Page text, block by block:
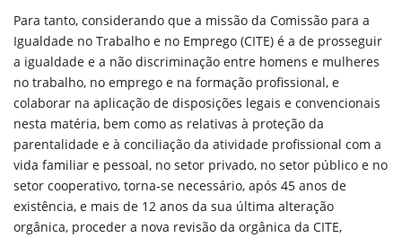
Para tanto, considerando que a missão da Comissão para a
Igualdade no Trabalho e no Emprego (CITE) é a de prosseguir
a igualdade e a não discriminação entre homens e mulheres
no trabalho, no emprego e na formação profissional, e
colaborar na aplicação de disposições legais e convencionais
nesta matéria, bem como as relativas à proteção da
parentalidade e à conciliação da atividade profissional com a
vida familiar e pessoal, no setor privado, no setor público e no
setor cooperativo, torna-se necessário, após 45 anos de
existência, e mais de 12 anos da sua última alteração
orgânica, proceder a nova revisão da orgânica da CITE,